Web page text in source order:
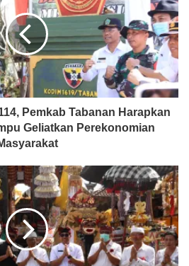
Pemkab Tabanan Harapkan
Geliatkan Perekonomian